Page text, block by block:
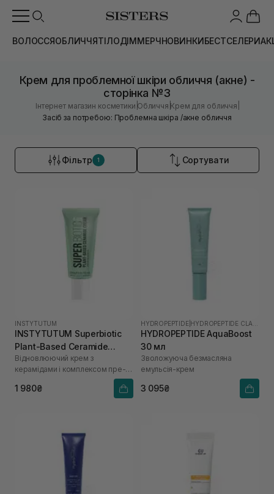
ВОЛОССЯОБЛИЧЧЯТІЛОДІММЕРЧНОВИНКИБЕСТСЕЛЕРИ
Крем для проблемної шкіри обличчя (акне) -
сторінка №3
Інтернет магазин косметики |Обличчя |Крем для обличчя
Засіб за потребою: Проблемна шкіра /акне обличчя
Фільтр 1 Сортувати
INSTYTUTUM
INSTYTUTUM Superbiotic
Plant-Based Ceramide
Cream 15 мл
Відновлюючий крем з
керамідами і комплексом пре-
1 980₴
HYDROPEPTIDE
HYDROPEPTIDE AquaBoost
30 мл
Зволожуюча безмасляна
емульсія-крем
3 095₴